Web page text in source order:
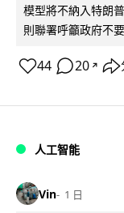
模型將不納入特朗
則聯署呼籲政府不
44 20 ↗
人工智能
Vin 1 日